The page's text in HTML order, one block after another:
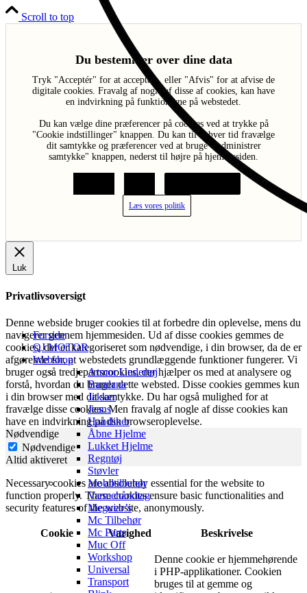
Forside
QJ MOTOR
Webshop
Armor Undertøj
Bandana
Jakker
Jeans
Handsker
Åbne Hjelme
Lukket Hjelme
Regntøj
Støvler
Mobiltilbehør
Varmehåndtag
Meguiar’s
Mc Tilbehør
Mc Parts
Muc Off
Workshop
Universal
Transport
Scroll to top
Du bestemmer over dine data
Tryk "Acceptér" for at acceptere, eller "Afvis" for at afvise de
digitale cookies. Fravalg af nogle af disse af cookies, kan have
en indvirkning på funktionerne på webstedet.
Du kan vælge dine præferencer på cookies ved at trykke på
"Cookie indstillinger" knappen. Du kan til enhver tid fravælge
dit samtykke og præferencer ved at bruge "Administrer
samtykke" knappen, nederst til højre på hjemmesiden.
Læs vores politik
Luk
Privatlivsoversigt
Denne webside bruger cookies til at forbedre din oplevelse, mens du
navigerer gennem hjemmesiden. Ud af disse cookies gemmes de
cookies, der er kategoriseret som nødvendige, i din browser, da de er
afgørende for, at webstedets grundlæggende funktioner fungerer. Vi
bruger også tredjepartscookies, der hjælper os med at analysere og
forstå, hvordan du bruger dette websted. Disse cookies gemmes kun
i din browser med dit samtykke. Du har også mulighed for at
fravælge disse cookies. Men fravalg af nogle af disse cookies kan
have en indvirkning på din browseroplevelse.
Nødvendige
Nødvendige
Altid aktiveret
Necessary cookies are absolutely essential for the website to
function properly. These cookies ensure basic functionalities and
security features of the website, anonymously.
Cookie Varighed Beskrivelse
Denne cookie er hjemmehørende
i PHP-applikationer. Cookien
bruges til at gemme og